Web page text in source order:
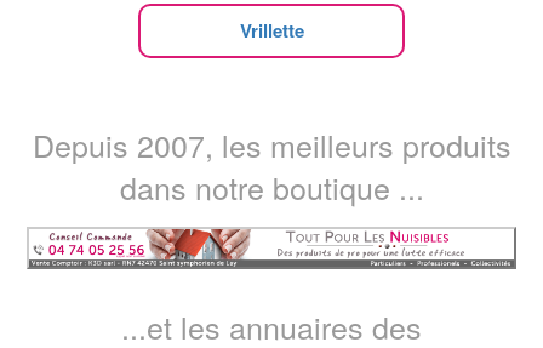
Vrillette
Depuis 2007, les meilleurs produits
dans notre boutique ...
...et les annuaires des